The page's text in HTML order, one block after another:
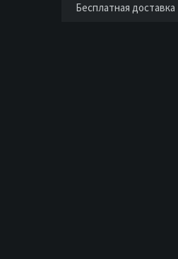
Бесплатная доставка